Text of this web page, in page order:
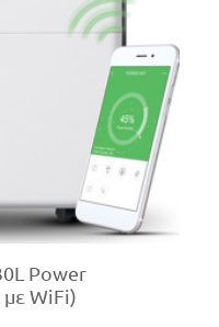
Power
WiFi)